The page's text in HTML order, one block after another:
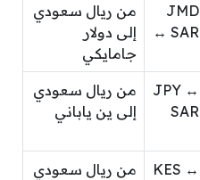
JMD
↔ SAR
من ريال سعودي
إلى دولار
جامايكي
JPY ↔
SAR
من ريال سعودي
إلى ين ياباني
KES ↔
من ريال سعودي